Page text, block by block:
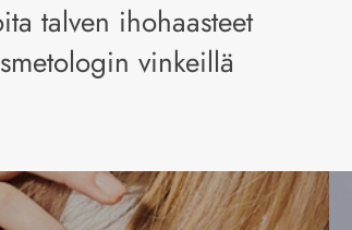
talven ihohaasteet
vinkeillä